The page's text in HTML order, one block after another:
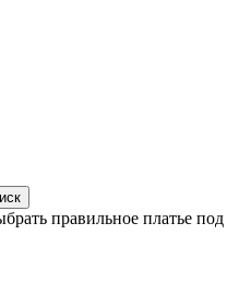
правильное платье под